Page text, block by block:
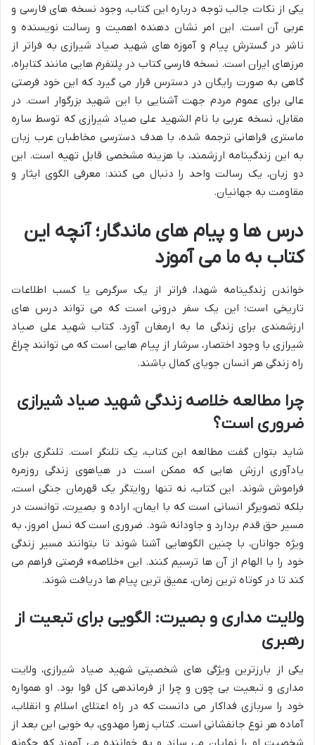
یکی از نکات جالب توجه درباره این کتاب، وجود نسخه های فارسی و
عربی آن است. این امر نشان دهنده اهمیت و رسالت نویسنده و
ناشر در گسترش پیام و آموزه های شهید صیاد شیرازی به فراتر از
مرزهای ایران است. نسخه فارسی کتاب در پلتفرم هایی مانند کتابراه،
گاهی به صورت رایگان در دسترس قرار می گیرد که این خود فرصتی
عالی برای عموم مردم جهت آشنایی با این شهید بزرگوار است. در
مقابل، نسخه عربی با نام الشهید علی صیاد شیرازی که توسط ساره
ماستری فراهانی ترجمه شده، با هدف دسترسی مخاطبان عرب زبان
به این زندگینامه ارزشمند، با هزینه مشخصی قابل تهیه است. این
دو زبان، یک رسالت واحد را دنبال می کنند: معرفی الگوی ایثار و
مقاومت به جهانیان.
درس ها و پیام های ماندگار؛ آنچه این
کتاب به ما می آموزد
خواندن زندگینامه شهدا، فراتر از یک سرگرمی یا کسب اطلاعات
تاریخی است؛ این یک سفر درونی است که می تواند درس های
ارزشمندی برای زندگی ما به ارمغان آورد. کتاب شهید علی صیاد
شیرازی با وجود اختصار، سرشار از پیام هایی است که می توانند چراغ
راه زندگی هر انسان جویای کمال باشند.
چرا مطالعه خلاصه زندگی شهید صیاد شیرازی
ضروری است؟
شاید بتوان گفت مطالعه این کتاب، یک تلنگر است. تلنگری برای
یادآوری ارزش هایی که ممکن است در هیاهوی زندگی روزمره
فراموش شوند. این کتاب، نه تنها روایتگر یک قهرمان جنگی است،
بلکه تصویرگر انسانی است که با ایمان، اراده و بصیرت، توانست در
مسیر حق قدم بردارد و جاودانه شود. ضروری است که نسل امروز، به
ویژه جوانان، با چنین الگوهایی آشنا شوند تا بتوانند مسیر زندگی
خود را با الهام از آن ها ترسیم کنند. این «خلاصه» فرصتی فراهم می
کند تا در کوتاه ترین زمان، عمیق ترین پیام ها دریافت شوند.
ولایت مداری و بصیرت: الگویی برای تبعیت از
رهبری
یکی از بارزترین ویژگی های شخصیتی شهید صیاد شیرازی، ولایت
مداری و تبعیت بی چون و چرا از فرماندهی کل قوا بود. او همواره
خود را سربازی فداکار می دانست که در راه اعتلای اسلام و انقلاب،
آماده هر نوع جانفشانی است. کتاب زهرا مهدوی، به خوبی این بعد از